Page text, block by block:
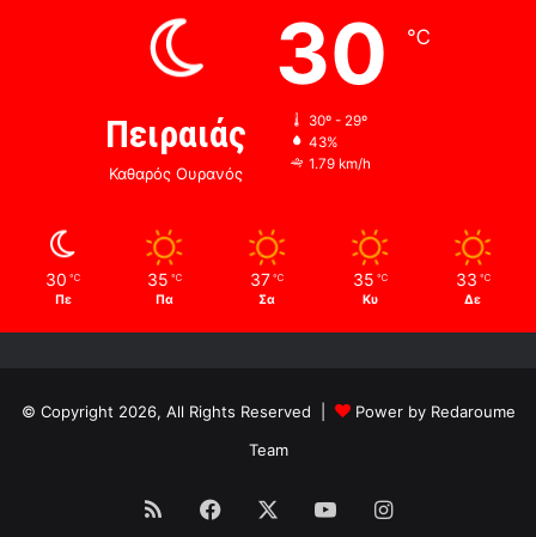
Πειραιάς
Καθαρός Ουρανός
30 ℃
30º - 29º
43%
1.79 km/h
30 ℃
Πε
35 ℃
Πα
37 ℃
Σα
35 ℃
Κυ
33 ℃
Δε
© Copyright 2026, All Rights Reserved |
Power by Redaroume
Team
RSS Facebook YouTubeInstagram